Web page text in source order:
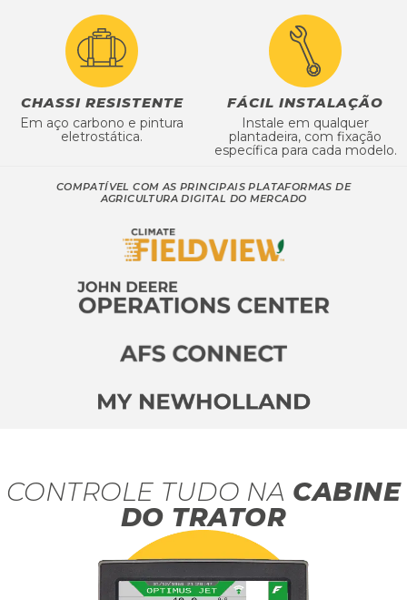
CHASSI RESISTENTE
Em aço carbono e pintura
eletrostática.
FÁCIL INSTALAÇÃO
Instale em qualquer
plantadeira, com fixação
específica para cada modelo.
COMPATÍVEL COM AS PRINCIPAIS PLATAFORMAS DE
AGRICULTURA DIGITAL DO MERCADO
CONTROLE TUDO NA CABINE
DO TRATOR